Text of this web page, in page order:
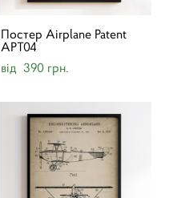
Постер Airplane Patent
APT04
від 390 грн.